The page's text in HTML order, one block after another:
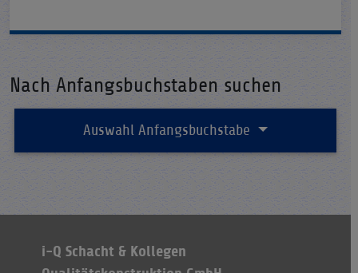
Nach Anfangsbuchstaben suchen
Auswahl Anfangsbuchstabe
i-Q Schacht & Kollegen